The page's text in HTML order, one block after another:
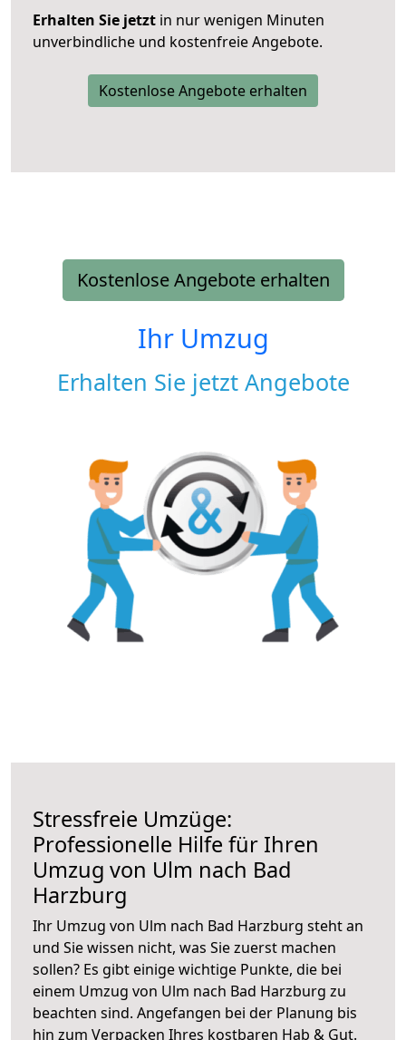
Erhalten Sie jetzt in nur wenigen Minuten
unverbindliche und kostenfreie Angebote.
Kostenlose Angebote erhalten
Kostenlose Angebote erhalten
Ihr Umzug
Erhalten Sie jetzt Angebote
Stressfreie Umzüge:
Professionelle Hilfe für Ihren
Umzug von Ulm nach Bad
Harzburg
Ihr Umzug von Ulm nach Bad Harzburg steht an
und Sie wissen nicht, was Sie zuerst machen
sollen? Es gibt einige wichtige Punkte, die bei
einem Umzug von Ulm nach Bad Harzburg zu
beachten sind. Angefangen bei der Planung bis
hin zum Verpacken Ihres kostbaren Hab & Gut.